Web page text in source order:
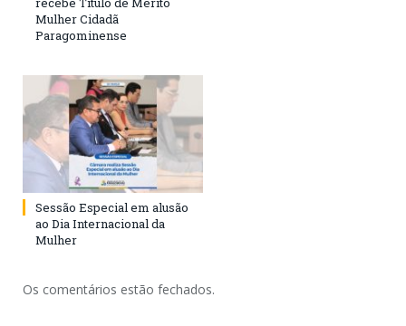
Mulher Cidadã
Paragominense
Sessão Especial em alusão
ao Dia Internacional da
Mulher
Os comentários estão fechados.